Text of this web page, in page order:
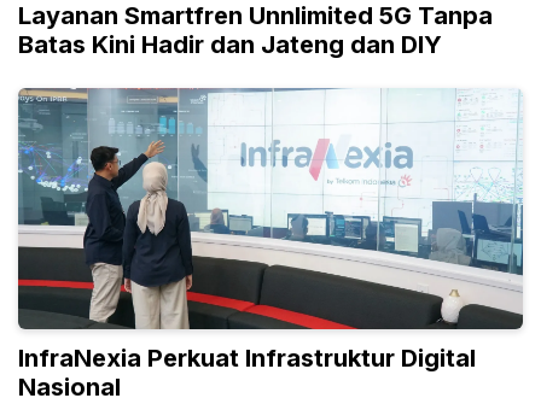
Layanan Smartfren Unnlimited 5G Tanpa
Batas Kini Hadir dan Jateng dan DIY
InfraNexia Perkuat Infrastruktur Digital
Nasional